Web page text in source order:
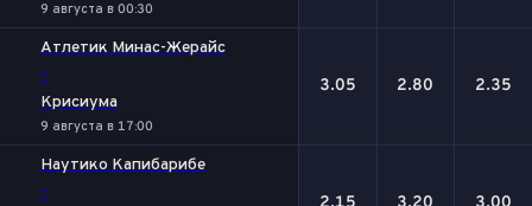
9 августа в 00:30
Атлетик Минас-Жерайс
-
Крисиума
9 августа в 17:00
3.05 2.80 2.35
Наутико Капибарибе
-